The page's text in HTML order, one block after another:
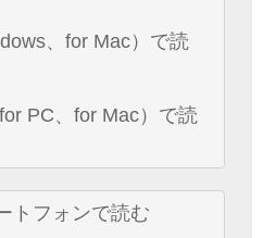
、for Mac）で読
PC、for Mac）で読
トフォンで読む